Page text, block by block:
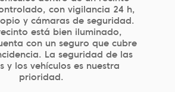
con vigilancia 24 h,
y cámaras de seguridad.
está bien iluminado,
con un seguro que cubre
La seguridad de las
y los vehículos es nuestra
prioridad.